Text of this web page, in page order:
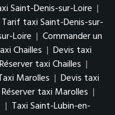
Saint-Denis-sur-Loire |
Tarif taxi Saint-Denis-sur-
Loire | Commander un
Chailles | Devis taxi
Réserver taxi Chailles |
Marolles | Devis taxi
Réserver taxi Marolles |
| Taxi Saint-Lubin-en-